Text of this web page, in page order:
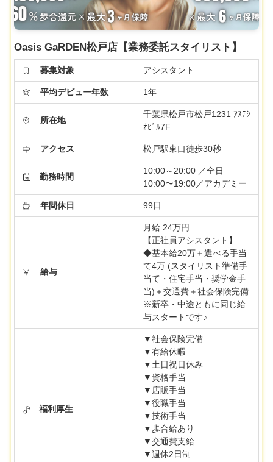
Oasis GaRDEN松戸店【業務委託スタイリスト】
募集対象 アシスタント
平均デビュー年数 1年
所在地
千葉県松戸市松戸1231 ｱｽﾃｼ
ｵﾋﾞﾙ7F
アクセス 松戸駅東口徒歩30秒
勤務時間
10:00～20:00 ／全日
10:00〜19:00／アカデミー
年間休日 99日
給与
月給 24万円
【正社員アシスタント】
◆基本給20万＋選べる手当
て4万 (スタイリスト準備手
当て・住宅手当・奨学金手
当)＋交通費＋社会保険完備
※新卒・中途ともに同じ給
与スタートです♪
福利厚生
▼社会保険完備
▼有給休暇
▼土日祝日休み
▼資格手当
▼店販手当
▼役職手当
▼技術手当
▼歩合給あり
▼交通費支給
▼週休2日制